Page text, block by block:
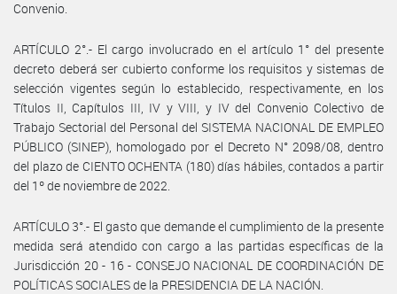
Convenio.
ARTÍCULO 2°.- El cargo involucrado en el artículo 1° del presente
decreto deberá ser cubierto conforme los requisitos y sistemas de
selección vigentes según lo establecido, respectivamente, en los
Títulos II, Capítulos III, IV y VIII, y IV del Convenio Colectivo de
Trabajo Sectorial del Personal del SISTEMA NACIONAL DE EMPLEO
PÚBLICO (SINEP), homologado por el Decreto N° 2098/08, dentro
del plazo de CIENTO OCHENTA (180) días hábiles, contados a partir
del 1º de noviembre de 2022.
ARTÍCULO 3°.- El gasto que demande el cumplimiento de la presente
medida será atendido con cargo a las partidas específicas de la
Jurisdicción 20 - 16 - CONSEJO NACIONAL DE COORDINACIÓN DE
POLÍTICAS SOCIALES de la PRESIDENCIA DE LA NACIÓN.